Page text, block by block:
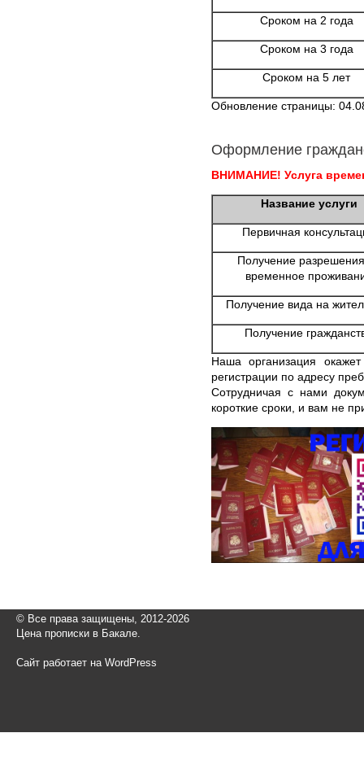
Сроком на 2 года
Сроком на 3 года
Сроком на 5 лет
Обновление страницы:
Оформление
ВНИМАНИЕ! Услуга
Название услуги
Первичная
Получение
временное
Получение вида на
Получение
Наша организация
регистрации по адресу
Сотрудничая с нами
короткие сроки, и вам не
© Все права защищены, 2012-2026
Цена прописки в Бакале.
Сайт работает на WordPress